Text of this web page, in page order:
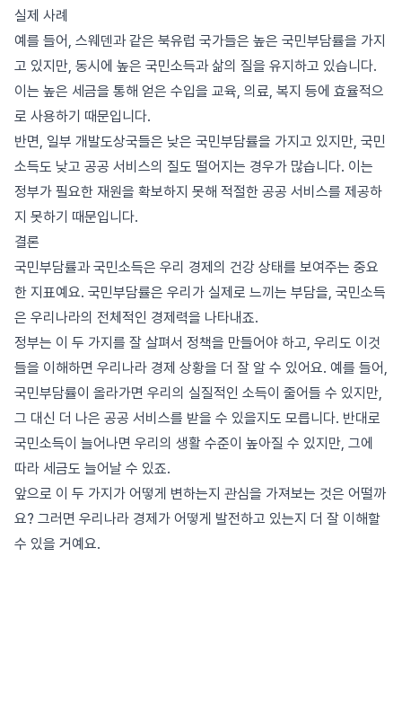
실제 사례
예를 들어, 스웨덴과 같은 북유럽 국가들은 높은 국민부담률을 가지
고 있지만, 동시에 높은 국민소득과 삶의 질을 유지하고 있습니다.
이는 높은 세금을 통해 얻은 수입을 교육, 의료, 복지 등에 효율적으
로 사용하기 때문입니다.
반면, 일부 개발도상국들은 낮은 국민부담률을 가지고 있지만, 국민
소득도 낮고 공공 서비스의 질도 떨어지는 경우가 많습니다. 이는
정부가 필요한 재원을 확보하지 못해 적절한 공공 서비스를 제공하
지 못하기 때문입니다.
결론
국민부담률과 국민소득은 우리 경제의 건강 상태를 보여주는 중요
한 지표예요. 국민부담률은 우리가 실제로 느끼는 부담을, 국민소득
은 우리나라의 전체적인 경제력을 나타내죠.
정부는 이 두 가지를 잘 살펴서 정책을 만들어야 하고, 우리도 이것
들을 이해하면 우리나라 경제 상황을 더 잘 알 수 있어요. 예를 들어,
국민부담률이 올라가면 우리의 실질적인 소득이 줄어들 수 있지만,
그 대신 더 나은 공공 서비스를 받을 수 있을지도 모릅니다. 반대로
국민소득이 늘어나면 우리의 생활 수준이 높아질 수 있지만, 그에
따라 세금도 늘어날 수 있죠.
앞으로 이 두 가지가 어떻게 변하는지 관심을 가져보는 것은 어떨까
요? 그러면 우리나라 경제가 어떻게 발전하고 있는지 더 잘 이해할
수 있을 거예요.